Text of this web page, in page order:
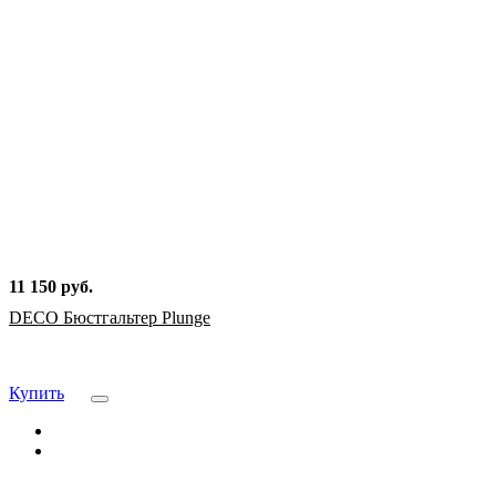
11 150 руб.
DECO Бюстгальтер Plunge
Купить